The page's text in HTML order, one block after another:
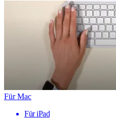
Für Mac
Für iPad